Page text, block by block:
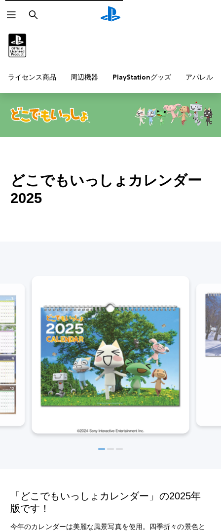
検
索
ライセンス商品 周辺機器 PlayStationグッズ アパレル
どこでもいっしょカレンダー
2025
「どこでもいっしょカレンダー」の2025年
版です！
今年のカレンダーは美麗な風景写真を使用。四季折々の景色と